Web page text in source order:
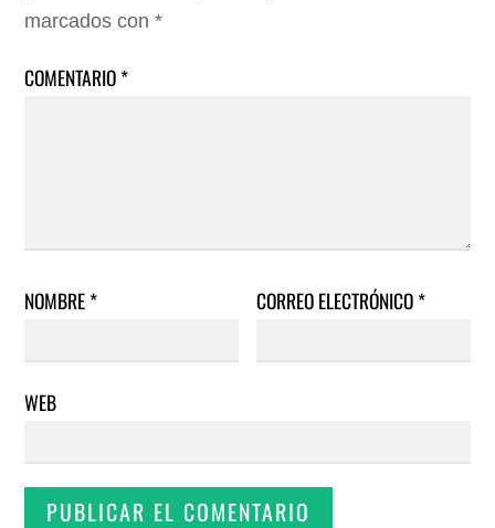
marcados con*
COMENTARIO*
NOMBRE* CORREO ELECTRÓNICO*
WEB